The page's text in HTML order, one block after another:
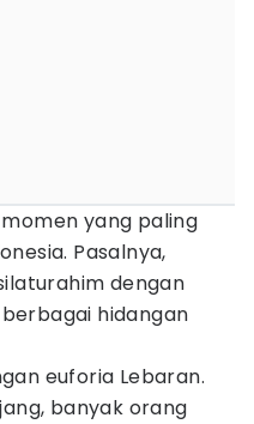
yang paling
Pasalnya,
dengan
hidangan
euforia Lebaran.
banyak orang